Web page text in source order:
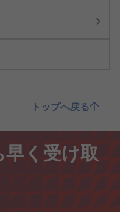
トップへ戻る
く受け取